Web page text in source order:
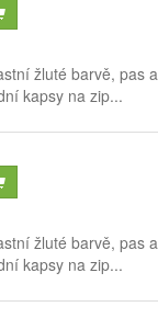
žluté barvě, pas a
kapsy na zip...
žluté barvě, pas a
kapsy na zip...